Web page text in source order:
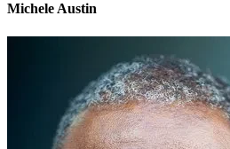
Michele Austin